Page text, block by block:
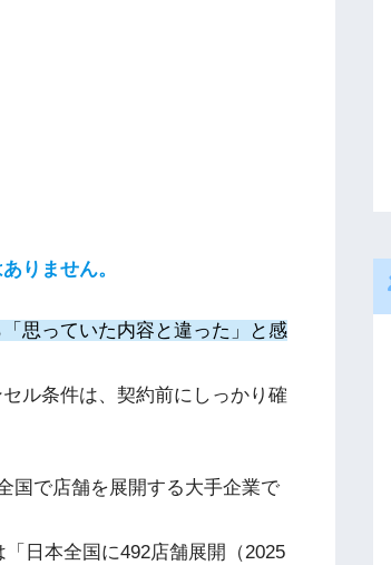
りません。
思っていた内容と違った」と感
ル条件は、契約前にしっかり確
国で店舗を展開する大手企業で
日本全国に492店舗展開（2025